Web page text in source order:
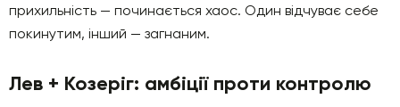
прихильність — починається хаос. Один відчуває себе
покинутим, інший — загнаним.
Лев + Козеріг: амбіції проти контролю